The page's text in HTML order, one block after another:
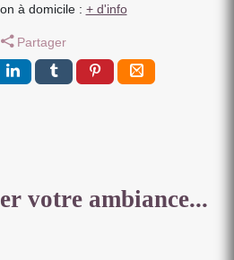
à domicile : + d'info
Partager
votre ambiance...